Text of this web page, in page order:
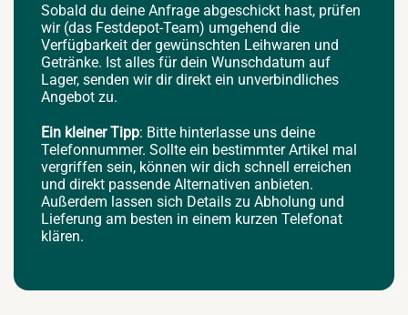
Sobald du deine Anfrage abgeschickt hast, prüfen
wir (das Festdepot-Team) umgehend die
Verfügbarkeit der gewünschten Leihwaren und
Getränke. Ist alles für dein Wunschdatum auf
Lager, senden wir dir direkt ein unverbindliches
Angebot zu.
Ein kleiner Tipp: Bitte hinterlasse uns deine
Telefonnummer. Sollte ein bestimmter Artikel mal
vergriffen sein, können wir dich schnell erreichen
und direkt passende Alternativen anbieten.
Außerdem lassen sich Details zu Abholung und
Lieferung am besten in einem kurzen Telefonat
klären.